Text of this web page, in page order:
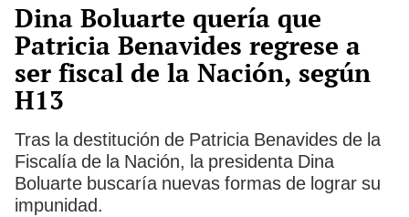
Dina Boluarte quería que
Patricia Benavides regrese a
ser fiscal de la Nación, según
H13
Tras la destitución de Patricia Benavides de la
Fiscalía de la Nación, la presidenta Dina
Boluarte buscaría nuevas formas de lograr su
impunidad.